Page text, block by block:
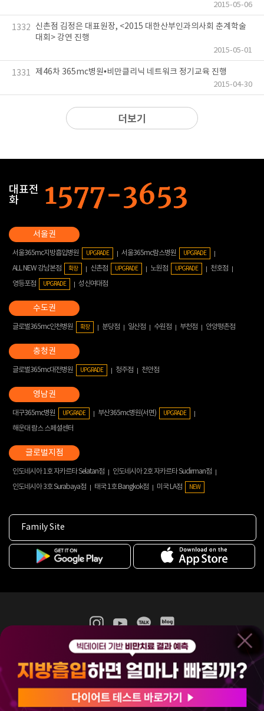
2015-05-06
1332
신촌점 김정은 대표원장, <2015 대한산부인과의사회 춘계학술
대회> 강연 진행
2015-05-01
1331 제46차 365mc병원•비만클리닉 네트워크 정기교육 진행
2015-04-30
더보기
대표전
화
서울365mc지방흡입병원 UPGRADE 서울365mc람스병원 UPGRADE
ALL NEW 강남본점 확장 신촌점 UPGRADE 노원점 UPGRADE
천호점
영등포점
UPGRADE 성신여대점
글로벌365mc인천병원 확장 분당점 일산점 수원점 부천점 안양평촌점
글로벌365mc대전병원 UPGRADE 청주점 천안점
대구365mc병원 UPGRADE 부산365mc병원(서면) UPGRADE
해운대 람스 스페셜센터
인도네시아 1호 자카르타 Selatan점
인도네시아 2호 자카르타 Sudirman점
인도네시아 3호 Surabaya점
태국 1호 Bangkok점 미국 LA점 NEW
Family Site
365mc 병·의원 이용약관
홈페이지 이용약관
비급여진료수가
(주)365mcㅣ서울특별시 서초구 서초대로52길 7, 3~4층(서초동, 제일빌딩)
120-87-04354ㅣ김남철
COPYRIGHT(C) 2025 365mc. ALL RIGHTS RESERVED.